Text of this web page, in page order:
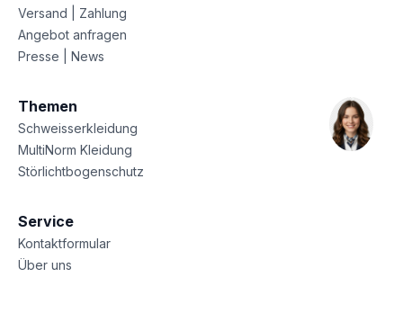
Versand | Zahlung
Angebot anfragen
Presse | News
Themen
Schweisserkleidung
MultiNorm Kleidung
Störlichtbogenschutz
Service
Kontaktformular
Über uns